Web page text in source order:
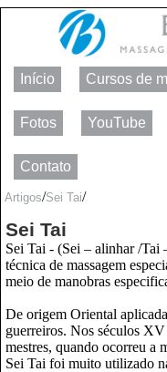
Início Cursos de
Fotos YouTube
Contato
Artigos/Sei Tai/
Sei Tai
Sei Tai - (Sei – alinhar /Tai
técnica de massagem
meio de manobras
De origem Oriental
guerreiros. Nos séculos
mestres, quando ocorreu a
Sei Tai foi muito utilizado